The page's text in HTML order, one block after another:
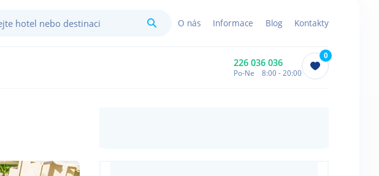
HledatO nás Informace Blog Kontakty
226 036 036
Po-Ne 8:00 - 20:00
0